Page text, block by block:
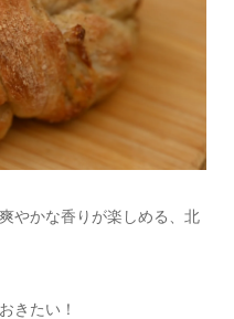
やかな香りが楽しめる、北
きたい！